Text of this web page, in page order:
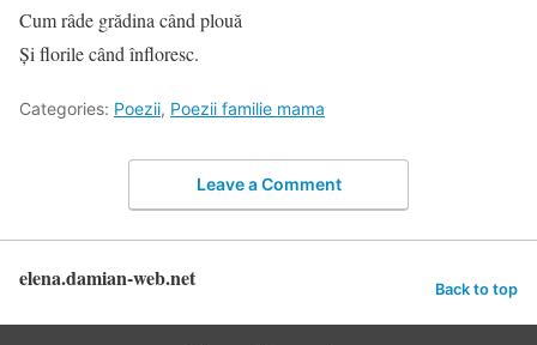
Cum râde grădina când plouă
Și florile când înfloresc.
Categories: Poezii, Poezii familie mama
Leave a Comment
elena.damian-web.net Back to top